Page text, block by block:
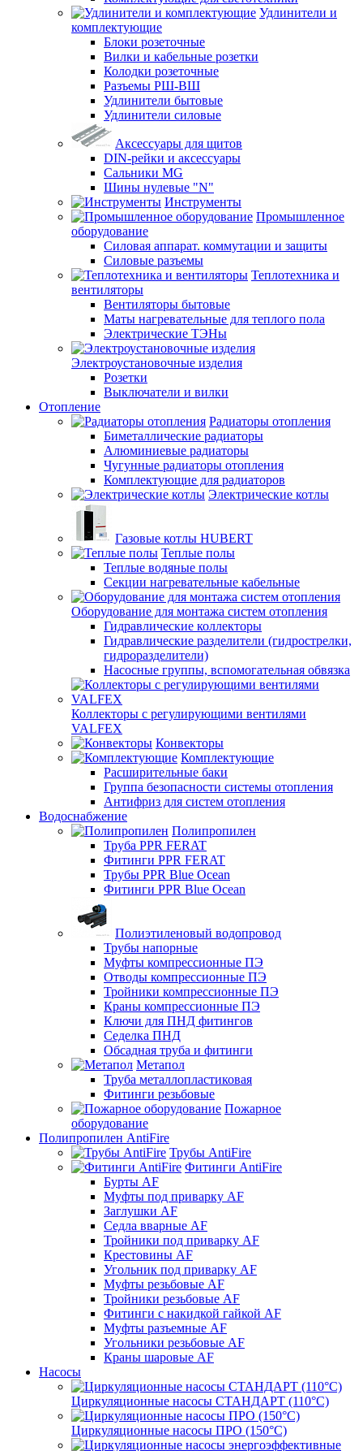
Удлинители и
комплектующие
Блоки розеточные
Вилки и кабельные розетки
Колодки розеточные
Разъемы РШ-ВШ
Удлинители бытовые
Удлинители силовые
Аксессуары для щитов
DIN-рейки и аксессуары
Сальники MG
Шины нулевые "N"
Инструменты
Промышленное
оборудование
Силовая аппарат. коммутации и защиты
Силовые разъемы
Теплотехника и
вентиляторы
Вентиляторы бытовые
Маты нагревательные для теплого пола
Электрические ТЭНы
Электроустановочные изделия
Розетки
Выключатели и вилки
Отопление
Радиаторы отопления
Биметаллические радиаторы
Алюминиевые радиаторы
Чугунные радиаторы отопления
Комплектующие для радиаторов
Электрические котлы
Газовые котлы HUBERT
Теплые полы
Теплые водяные полы
Секции нагревательные кабельные
Оборудование для монтажа систем отопления
Гидравлические коллекторы
Гидравлические разделители (гидрострелки,
гидроразделители)
Насосные группы, вспомогательная обвязка
Коллекторы с регулирующими вентилями
VALFEX
Конвекторы
Комплектующие
Расширительные баки
Группа безопасности системы отопления
Антифриз для систем отопления
Водоснабжение
Полипропилен
Труба PPR FERAT
Фитинги PPR FERAT
Трубы PPR Blue Ocean
Фитинги PPR Blue Ocean
Полиэтиленовый водопровод
Трубы напорные
Муфты компрессионные ПЭ
Отводы компрессионные ПЭ
Тройники компрессионные ПЭ
Краны компрессионные ПЭ
Ключи для ПНД фитингов
Седелка ПНД
Обсадная труба и фитинги
Метапол
Труба металлопластиковая
Фитинги резьбовые
Пожарное
оборудование
Полипропилен AntiFire
Трубы AntiFire
Фитинги AntiFire
Бурты AF
Муфты под приварку AF
Заглушки AF
Седла вварные AF
Тройники под приварку AF
Крестовины AF
Угольник под приварку AF
Муфты резьбовые AF
Тройники резьбовые AF
Фитинги с накидкой гайкой AF
Муфты разъемные AF
Угольники резьбовые AF
Краны шаровые AF
Насосы
Циркуляционные насосы СТАНДАРТ (110°C)
Циркуляционные насосы ПРО (150°C)